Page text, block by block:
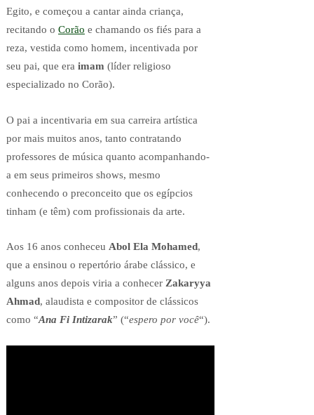
Egito, e começou a cantar ainda criança,
recitando o Corão e chamando os fiés para a
reza, vestida como homem, incentivada por
seu pai, que era imam (líder religioso
especializado no Corão).
O pai a incentivaria em sua carreira artística
por mais muitos anos, tanto contratando
professores de música quanto acompanhando-
a em seus primeiros shows, mesmo
conhecendo o preconceito que os egípcios
tinham (e têm) com profissionais da arte.
Aos 16 anos conheceu Abol Ela Mohamed,
que a ensinou o repertório árabe clássico, e
alguns anos depois viria a conhecer Zakaryya
Ahmad, alaudista e compositor de clássicos
como “Ana Fi Intizarak” (“espero por você“).